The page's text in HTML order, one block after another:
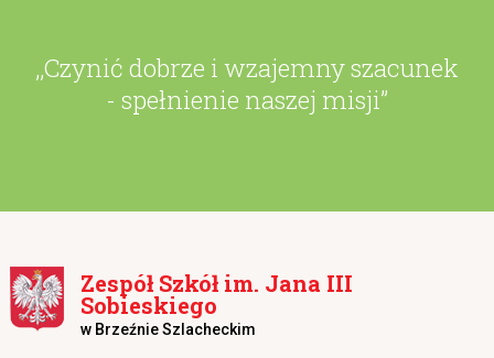
,,Czynić dobrze i wzajemny szacunek
- spełnienie naszej misji”
Zespół Szkół im. Jana III
Sobieskiego
w Brzeźnie Szlacheckim